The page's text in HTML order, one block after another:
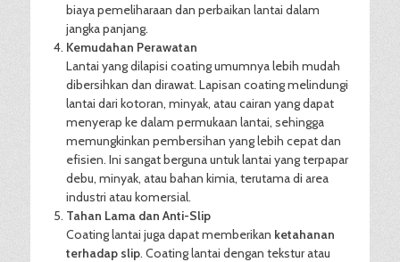
biaya pemeliharaan dan perbaikan lantai dalam
jangka panjang.
Kemudahan Perawatan
Lantai yang dilapisi coating umumnya lebih mudah
dibersihkan dan dirawat. Lapisan coating melindungi
lantai dari kotoran, minyak, atau cairan yang dapat
menyerap ke dalam permukaan lantai, sehingga
memungkinkan pembersihan yang lebih cepat dan
efisien. Ini sangat berguna untuk lantai yang terpapar
debu, minyak, atau bahan kimia, terutama di area
industri atau komersial.
Tahan Lama dan Anti-Slip
Coating lantai juga dapat memberikan ketahanan
terhadap slip. Coating lantai dengan tekstur atau